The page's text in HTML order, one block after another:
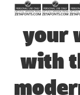
540
your
with